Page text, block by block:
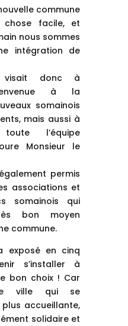
commune
chose facile, et
nous sommes
intégration de
visait donc à
à la
somainois
mais aussi à
l’équipe
Monsieur le
permis
associations et
somainois qui
bon moyen
commune.
exposé en cinq
s’installer à
bon choix ! Car
ville qui se
accueillante,
solidaire et